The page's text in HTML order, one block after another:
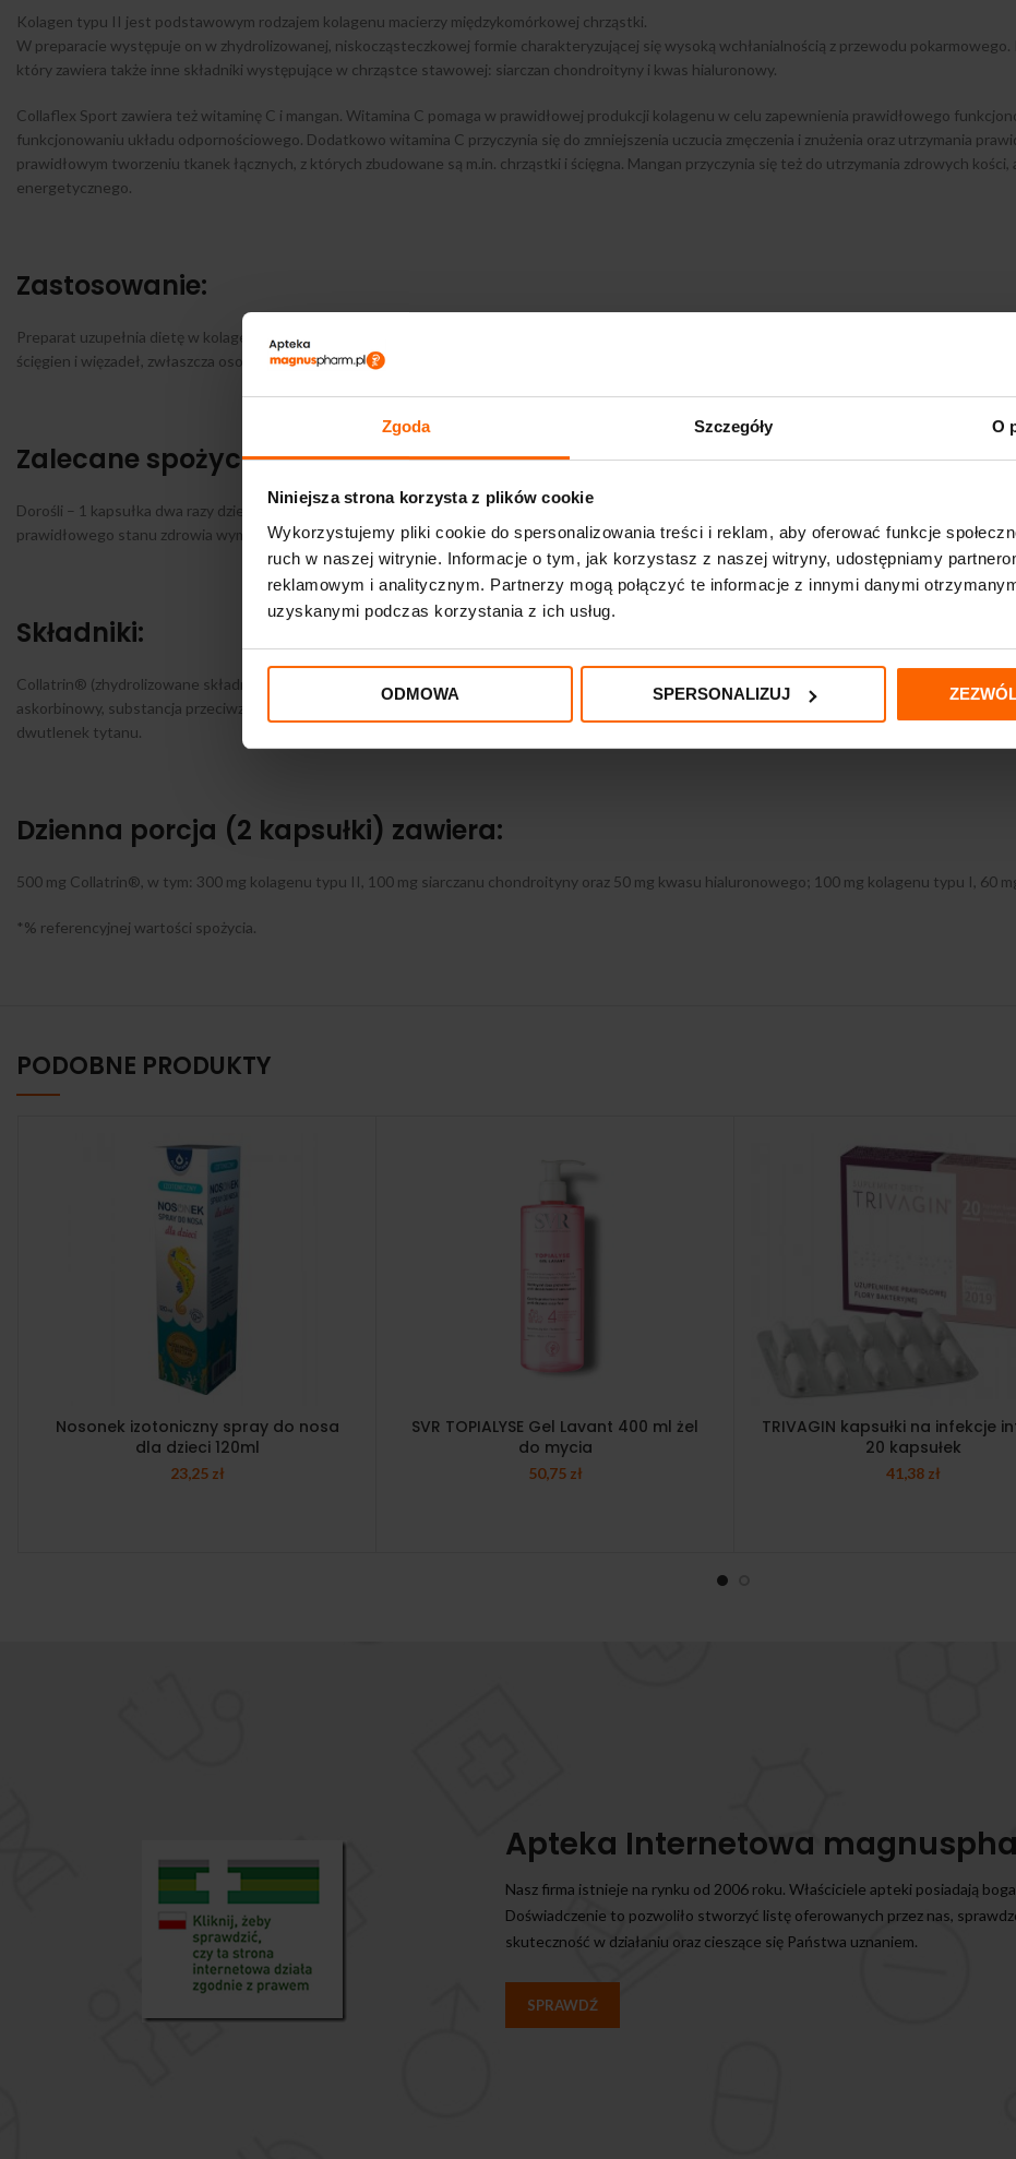
Zgoda Szczegóły O
Niniejsza strona korzysta z plików cookie
Wykorzystujemy pliki cookie do spersonalizowania treści i reklam, aby oferować funkcje
ruch w naszej witrynie. Informacje o tym, jak korzystasz z naszej witryny, udostępniamy
reklamowym i analitycznym. Partnerzy mogą połączyć te informacje z innymi danymi
uzyskanymi podczas korzystania z ich usług.
ODMOWA SPERSONALIZUJ
Kolagen typu II jest podstawowym rodzajem kolagenu macierzy międzykomórkowej chrząstki.
W preparacie występuje on w zhydrolizowanej, niskocząsteczkowej formie charakteryzującej się wysoką wchłanialnością z przewodu
który zawiera także inne składniki występujące w chrząstce stawowej: siarczan chondroityny i kwas hialuronowy.
Collaflex Sport zawiera też witaminę C i mangan. Witamina C pomaga w prawidłowej produkcji kolagenu w celu zapewnienia prawidłowego
funkcjonowaniu układu odpornościowego. Dodatkowo witamina C przyczynia się do zmniejszenia uczucia zmęczenia i znużenia oraz utrzymania
prawidłowym tworzeniu tkanek łącznych, z których zbudowane są m.in. chrząstki i ścięgna. Mangan przyczynia się też do utrzymania zdrowych
energetycznego.
Zastosowanie:
Preparat uzupełnia dietę w kolagen typu I, kolagen typu II, siarczan chondroityny, kwas hialuronowy, witaminę C i mangan. Preparat polecany jest
ścięgien i więzadeł, zwłaszcza osobom aktywnym fizycznie.
Zalecane spożycie:
Dorośli – 1 kapsułka dwa razy dziennie. Nie należy przekraczać zalecanej porcji do spożycia w ciągu dnia. Suplementy diety nie mogą być
prawidłowego stanu zdrowia wymaga zrównoważonego odżywiania i prowadzenia zdrowego trybu życia.
Składniki:
Collatrin® (zhydrolizowane składniki macierzy międzykomórkowej tkanki chrzęstnej: kolagen typu II, siarczan chondroityny, kwas hialuronowy),
askorbinowy, substancja przeciwzbrylająca: sole magnezowe kwasów tłuszczowych, inulina, substancja wypełniająca: celuloza, glukonian
dwutlenek tytanu.
Dzienna porcja (2 kapsułki) zawiera:
500 mg Collatrin®, w tym: 300 mg kolagenu typu II, 100 mg siarczanu chondroityny oraz 50 mg kwasu hialuronowego; 100 mg kolagenu typu I, 60
*% referencyjnej wartości spożycia.
PODOBNE PRODUKTY
Nosonek izotoniczny spray do nosa
dla dzieci 120ml
23,25 zł
SVR TOPIALYSE Gel Lavant 400 ml żel
do mycia
50,75 zł
TRIVAGIN kapsułki na infekcje
20 kapsułek
41,38 zł
Apteka Internetowa
Nasz firma istnieje na rynku od 2006 roku. Właściciele apteki posiadają
Doświadczenie to pozwoliło stworzyć listę oferowanych przez nas,
skuteczność w działaniu oraz cieszące się Państwa uznaniem.
SPRAWDŹ